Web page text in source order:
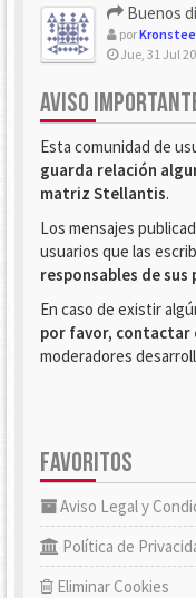
Buenos
por
Jue, 31 Jul
AVISO
Esta comunidad de
guarda relación
matriz Stellantis.
Los mensajes
usuarios que las
responsables de sus
En caso de existir
por favor, contactar
moderadores
FAVORITOS
Aviso Legal y
Política de
Eliminar Cookies